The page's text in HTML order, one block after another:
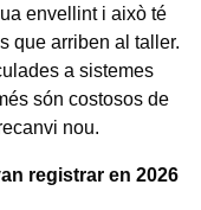
envellint i això té
que arriben al taller.
a sistemes
són costosos de
nou.
registrar en 2026